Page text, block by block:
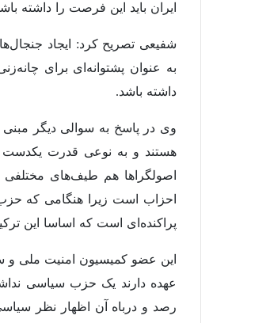
ایران باید این فرصت را داشته
شفیعی تصریح کرد: ایجاد
به عنوان پشتوانه‌ای برای
داشته باشد.
وی در پاسخ به سوالی دیگر مبنی
هستند و به نوعی قدرت یکدست
اصولگراها هم طیف‌های
احزاب است زیرا هنگامی که
پراکنده‌ای است که اساسا این
این عضو کمیسیون امنیت ملی و
عهده دارند یک حزب سیاسی
رصد و درباه آن اظهار نظر